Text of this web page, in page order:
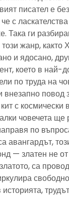
писател е
с
Така ги
жанр,
и ядосано,
което в най-
по труда на
внезапно повод
с
човечета ще
по
авангардът,
— златен не
са